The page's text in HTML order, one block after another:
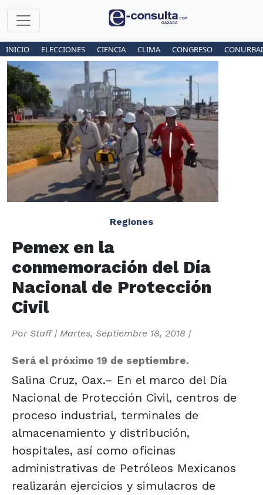
INICIO ELECCIONES CIENCIA CLIMA CONGRESO
Regiones
Pemex en la
conmemoración del Día
Nacional de Protección
Civil
Por Staff| Martes, Septiembre 18, 2018 |
Será el próximo 19 de septiembre.
Salina Cruz, Oax.– En el marco del Día
Nacional de Protección Civil, centros de
proceso industrial, terminales de
almacenamiento y distribución,
hospitales, así como oficinas
administrativas de Petróleos Mexicanos
realizarán ejercicios y simulacros de